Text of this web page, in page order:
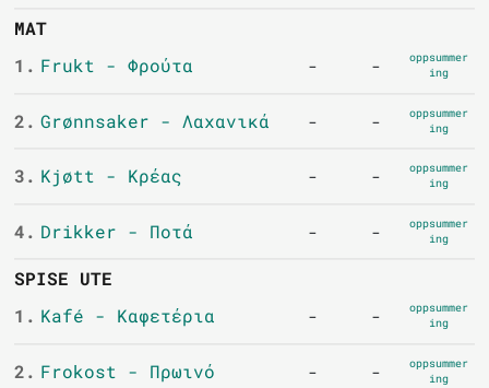
MAT
1. Frukt - Φρούτα - -
oppsummer
ing
2. Grønnsaker - Λαχανικά - -
oppsummer
ing
3. Kjøtt - Κρέας - -
oppsummer
ing
4. Drikker - Ποτά - -
oppsummer
ing
SPISE UTE
1. Kafé - Καφετέρια - -
oppsummer
ing
2. Frokost - Πρωινό - -
oppsummer
ing